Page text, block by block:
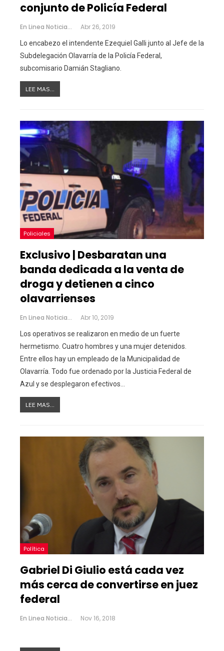
conjunto de Policía Federal
En Linea Noticias Abr 26, 2019
Lo encabezo el intendente Ezequiel Galli junto al Jefe de la
Subdelegación Olavarría de la Policía Federal,
subcomisario Damián Stagliano.
LEE MAS...
Policiales
Exclusivo | Desbaratan una
banda dedicada a la venta de
droga y detienen a cinco
olavarrienses
En Linea Noticias Abr 10, 2019
Los operativos se realizaron en medio de un fuerte
hermetismo. Cuatro hombres y una mujer detenidos.
Entre ellos hay un empleado de la Municipalidad de
Olavarría. Todo fue ordenado por la Justicia Federal de
Azul y se desplegaron efectivos…
LEE MAS...
Política
Gabriel Di Giulio está cada vez
más cerca de convertirse en juez
federal
En Linea Noticias Nov 16, 2018